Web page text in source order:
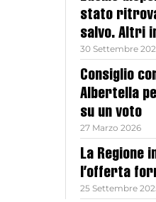
stato
salvo. Altri
30 Settembre
Consiglio
Albertella
su un voto
27 Marzo 2026
La Regione
l’offerta
25 Settembre